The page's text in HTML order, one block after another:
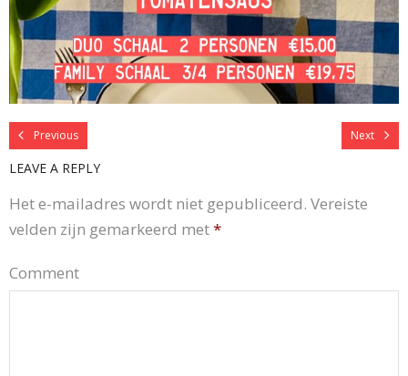
Previous Next
LEAVE A REPLY
Het e-mailadres wordt niet gepubliceerd. Vereiste
velden zijn gemarkeerd met*
Comment